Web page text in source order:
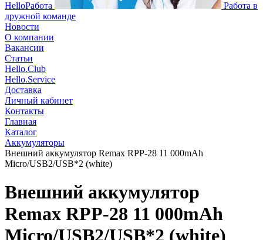
HelloРабота
Работа в
дружной команде
Новости
О компании
Вакансии
Статьи
Hello.Club
Hello.Service
Доставка
Личный кабинет
Контакты
Главная
Каталог
Аккумуляторы
Внешний аккумулятор Remax RPP-28 11 000mAh
Micro/USB2/USB*2 (white)
Внешний аккумулятор
Remax RPP-28 11 000mAh
Micro/USB2/USB*2 (white)